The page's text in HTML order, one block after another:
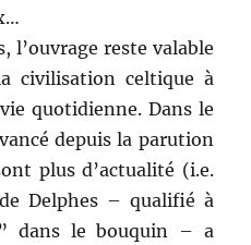
l’ouvrage reste valable
civilisation celtique à
quotidienne. Dans le
depuis la parution
plus d’actualité (i.e.
Delphes – qualifié à
dans le bouquin – a